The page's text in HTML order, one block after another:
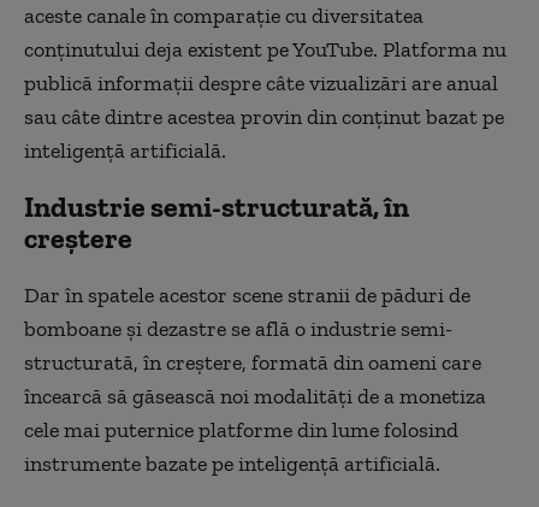
aceste canale în comparație cu diversitatea
conținutului deja existent pe YouTube. Platforma nu
publică informații despre câte vizualizări are anual
sau câte dintre acestea provin din conținut bazat pe
inteligență artificială.
Industrie semi-structurată, în
creștere
Dar în spatele acestor scene stranii de păduri de
bomboane și dezastre se află o industrie semi-
structurată, în creștere, formată din oameni care
încearcă să găsească noi modalități de a monetiza
cele mai puternice platforme din lume folosind
instrumente bazate pe inteligență artificială.